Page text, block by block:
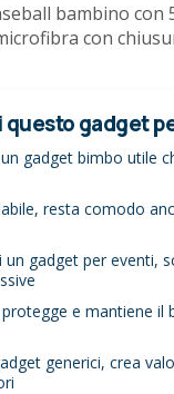
bambino con
con
questo gadget
gadget bimbo utile
resta comodo
gadget per eventi,
e mantiene il
generici, crea